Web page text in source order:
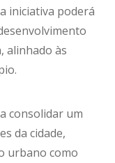
iniciativa poderá
alinhado às
consolidar um
da cidade,
urbano como